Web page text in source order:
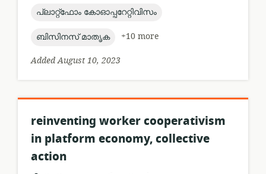
topic:
പ്ലാറ്റ്ഫോം കോഓപ്പറേറ്റിവിസം
topic:
ബിസിനസ് മാതൃക
+10 more
Added August 10, 2023
reinventing worker cooperativism
in platform economy, collective
action